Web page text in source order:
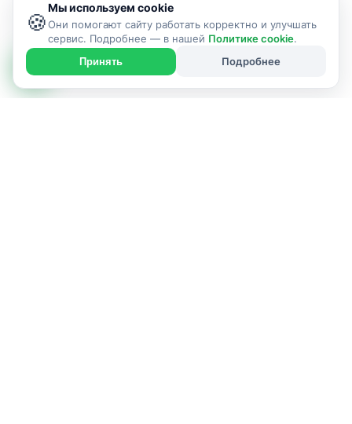
🍪
Мы используем cookie
Они помогают сайту работать корректно и улучшать
сервис. Подробнее — в нашей Политике cookie.
Принять Подробнее